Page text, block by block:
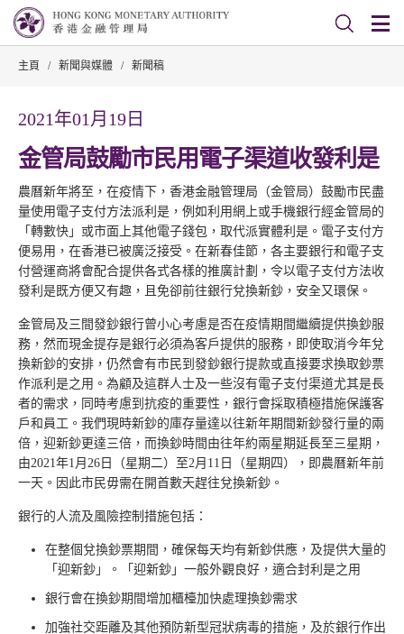
主頁 / 新聞與媒體 / 新聞稿
2021年01月19日
金管局鼓勵市民用電子渠道收發利是
農曆新年將至，在疫情下，香港金融管理局（金管局）鼓勵市民盡
量使用電子支付方法派利是，例如利用網上或手機銀行經金管局的
「轉數快」或市面上其他電子錢包，取代派實體利是。電子支付方
便易用，在香港已被廣泛接受。在新春佳節，各主要銀行和電子支
付營運商將會配合提供各式各樣的推廣計劃，令以電子支付方法收
發利是既方便又有趣，且免卻前往銀行兌換新鈔，安全又環保。
金管局及三間發鈔銀行曾小心考慮是否在疫情期間繼續提供換鈔服
務，然而現金提存是銀行必須為客戶提供的服務，即使取消今年兌
換新鈔的安排，仍然會有市民到發鈔銀行提款或直接要求換取鈔票
作派利是之用。為顧及這群人士及一些沒有電子支付渠道尤其是長
者的需求，同時考慮到抗疫的重要性，銀行會採取積極措施保護客
戶和員工。我們現時新鈔的庫存量達以往新年期間新鈔發行量的兩
倍，迎新鈔更達三倍，而換鈔時間由往年約兩星期延長至三星期，
由2021年1月26日（星期二）至2月11日（星期四），即農曆新年前
一天。因此市民毋需在開首數天趕往兌換新鈔。
銀行的人流及風險控制措施包括：
在整個兌換鈔票期間，確保每天均有新鈔供應，及提供大量的
「迎新鈔」。「迎新鈔」一般外觀良好，適合封利是之用
銀行會在換鈔期間增加櫃檯加快處理換鈔需求
加強社交距離及其他預防新型冠狀病毒的措施，及於銀行作出